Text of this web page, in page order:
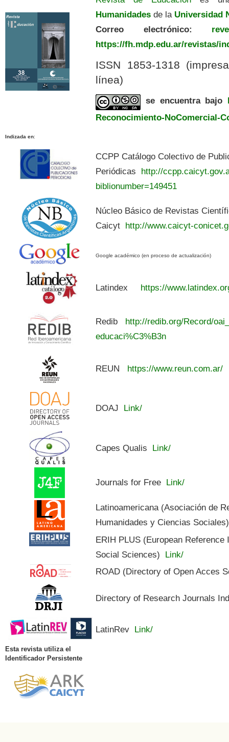
Humanidades de la Universidad
Correo electrónico:
https://fh.mdp.edu.ar/revistas/
ISSN 1853-1318
línea)
se encuentra bajo
Reconocimiento-NoComercial-
Indizada en:
CCPP Catálogo Colectivo de
Periódicas http://
biblionumber=149451
Núcleo Básico de Revistas
Caicyt http://www.caicyt-
Google académico (en proceso de actualización)
Latindex https://
Redib
http://redib.org/Record/
educaci%C3%B3n
REUN https://www.reun.com.ar/
DOAJ Link/
Capes Qualis Link/
Journals for Free Link/
Latinoamericana (Asociación de
Humanidades y Ciencias Sociales)
ERIH PLUS (European
Social Sciences) Link/
ROAD (Directory of Open Acces
Directory of Research Journals
LatinRev Link/
Esta revista utiliza el
Identificador Persistente